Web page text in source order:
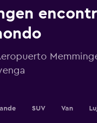
SUV Van